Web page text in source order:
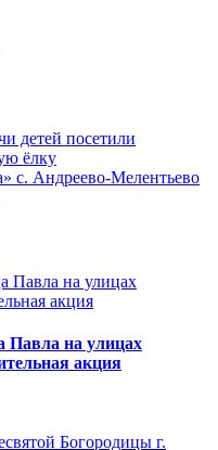
детей посетили
ёлку
с. Андреево-Мелентьево
Павла на улицах
акция